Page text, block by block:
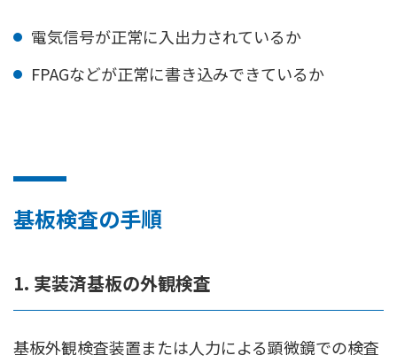
電気信号が正常に入出力されているか
FPAGなどが正常に書き込みできているか
基板検査の手順
1. 実装済基板の外観検査
基板外観検査装置または人力による顕微鏡での検査